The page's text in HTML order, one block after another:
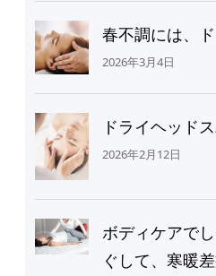
春不調には、
2026年3月4日
ドライヘッド
2026年2月12日
ボディケアで
ぐして、寒暖